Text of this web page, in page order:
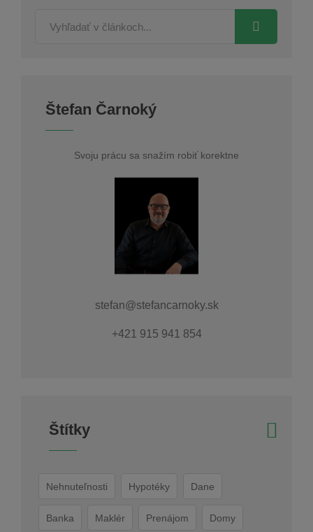
Štefan Čarnoký
Svoju prácu sa snažím robiť korektne
stefan@stefancarnoky.sk
+421 915 941 854
Štítky
Nehnuteľnosti Hypotéky Dane
Banka Maklér Prenájom Domy